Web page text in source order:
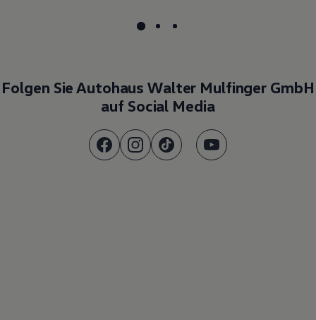
Folgen Sie Autohaus Walter Mulfinger GmbH
auf Social Media